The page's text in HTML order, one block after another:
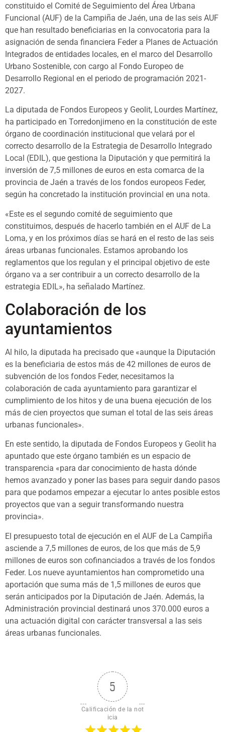
constituido el Comité de Seguimiento del Área Urbana
Funcional (AUF) de la Campiña de Jaén, una de las seis AUF
que han resultado beneficiarias en la convocatoria para la
asignación de senda financiera Feder a Planes de Actuación
Integrados de entidades locales, en el marco del Desarrollo
Urbano Sostenible, con cargo al Fondo Europeo de
Desarrollo Regional en el periodo de programación 2021-
2027.
La diputada de Fondos Europeos y Geolit, Lourdes Martínez,
ha participado en Torredonjimeno en la constitución de este
órgano de coordinación institucional que velará por el
correcto desarrollo de la Estrategia de Desarrollo Integrado
Local (EDIL), que gestiona la Diputación y que permitirá la
inversión de 7,5 millones de euros en esta comarca de la
provincia de Jaén a través de los fondos europeos Feder,
según ha concretado la institución provincial en una nota.
«Este es el segundo comité de seguimiento que
constituimos, después de hacerlo también en el AUF de La
Loma, y en los próximos días se hará en el resto de las seis
áreas urbanas funcionales. Estamos aprobando los
reglamentos que los regulan y el principal objetivo de este
órgano va a ser contribuir a un correcto desarrollo de la
estrategia EDIL», ha señalado Martínez.
Colaboración de los
ayuntamientos
Al hilo, la diputada ha precisado que «aunque la Diputación
es la beneficiaria de estos más de 42 millones de euros de
subvención de los fondos Feder, necesitamos la
colaboración de cada ayuntamiento para garantizar el
cumplimiento de los hitos y de una buena ejecución de los
más de cien proyectos que suman el total de las seis áreas
urbanas funcionales».
En este sentido, la diputada de Fondos Europeos y Geolit ha
apuntado que este órgano también es un espacio de
transparencia «para dar conocimiento de hasta dónde
hemos avanzado y poner las bases para seguir dando pasos
para que podamos empezar a ejecutar lo antes posible estos
proyectos que van a seguir transformando nuestra
provincia».
El presupuesto total de ejecución en el AUF de La Campiña
asciende a 7,5 millones de euros, de los que más de 5,9
millones de euros son cofinanciados a través de los fondos
Feder. Los nueve ayuntamientos han comprometido una
aportación que suma más de 1,5 millones de euros que
serán anticipados por la Diputación de Jaén. Además, la
Administración provincial destinará unos 370.000 euros a
una actuación digital con carácter transversal a las seis
áreas urbanas funcionales.
5
Calificación de la not
icia